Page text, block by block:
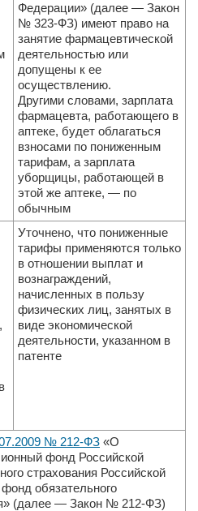
Федерации» (далее — Закон
№ 323-ФЗ) имеют право на
занятие фармацевтической
деятельностью или
допущены к ее
осуществлению.
Другими словами, зарплата
фармацевта, работающего в
аптеке, будет облагаться
взносами по пониженным
тарифам, а зарплата
уборщицы, работающей в
этой же аптеке, — по
обычным
Уточнено, что пониженные
тарифы применяются только
в отношении выплат и
вознаграждений,
начисленных в пользу
физических лиц, занятых в
виде экономической
деятельнос­ти, указанном в
патенте
№ 212-ФЗ «О
фонд Российской
страхования Российской
обязательного
(далее — Закон № 212-ФЗ)